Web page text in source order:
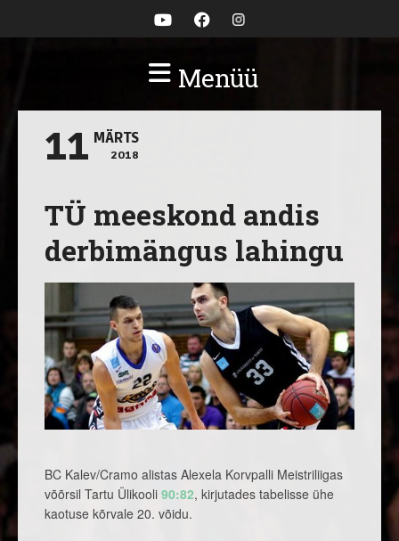
Menüü
11 MÄRTS
2018
TÜ meeskond andis
derbimängus lahingu
BC Kalev/Cramo alistas Alexela Korvpalli Meistriliigas
võõrsil Tartu Ülikooli 90:82, kirjutades tabelisse ühe
kaotuse kõrvale 20. võidu.